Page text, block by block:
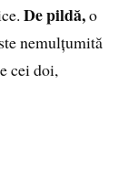
De pildă,o
nemulțumită
cei doi,